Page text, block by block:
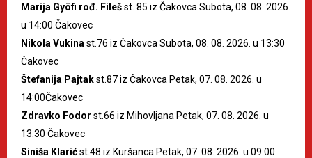
Marija Gyöfi rođ. Filešst. 85 iz Čakovca Subota, 08. 08. 2026.
u 14:00 Čakovec
Nikola Vukina st.76 iz Čakovca Subota, 08. 08. 2026. u 13:30
Čakovec
Štefanija Pajtakst.87 iz Čakovca Petak, 07. 08. 2026. u
14:00Čakovec
Zdravko Fodor st.66 iz Mihovljana Petak, 07. 08. 2026. u
13:30 Čakovec
Siniša Klarićst.48 iz Kuršanca Petak, 07. 08. 2026. u 09:00